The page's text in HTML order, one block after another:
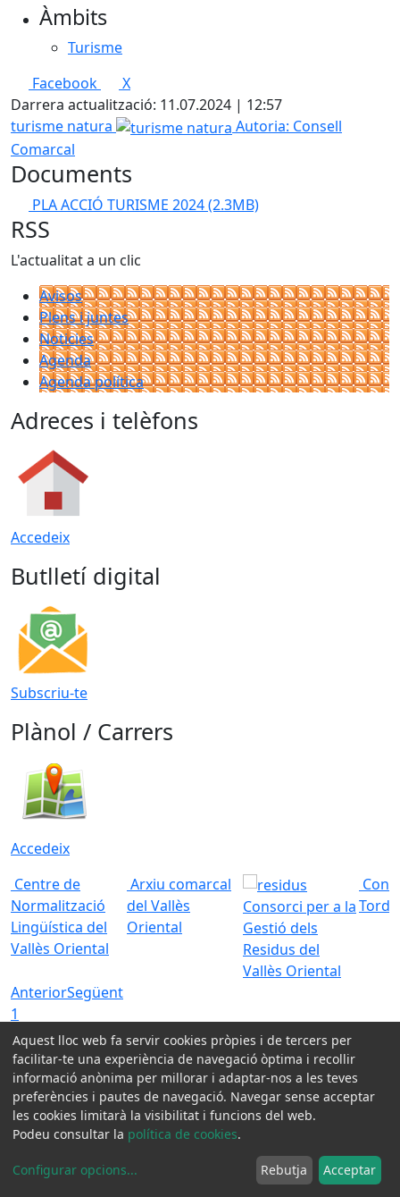
Àmbits
Turisme
Facebook
X
Darrera actualització: 11.07.2024 | 12:57
turisme natura
Autoria: Consell
Comarcal
Documents
PLA ACCIÓ TURISME 2024(2.3MB)
RSS
L'actualitat a un clic
Avisos
Plens i juntes
Noticies
Agenda
Agenda política
Adreces i telèfons
Accedeix
Butlletí digital
Subscriu-te
Plànol / Carrers
Accedeix
Centre de
Normalització
Lingüística del
Vallès Oriental
Arxiu comarcal
del Vallès
Oriental
Consorci per a la
Gestió dels
Residus del
Vallès Oriental
AnteriorSegüent
1
2
3
4
Xarxes socials:
Avis legal
Aquest lloc web fa servir cookies pròpies i de tercers per
facilitar-te una experiència de navegació òptima i recollir
informació anònima per millorar i adaptar-nos a les teves
preferències i pautes de navegació. Navegar sense acceptar
les cookies limitarà la visibilitat i funcions del web.
Podeu consultar la política de cookies.
Configurar opcions... Rebutja Acceptar